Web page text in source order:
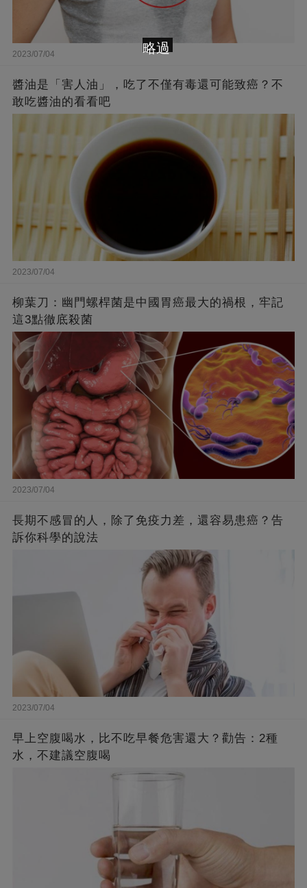
2023/07/04
醬油是「害人油」，吃了不僅有毒還可能致癌？不
敢吃醬油的看看吧
2023/07/04
柳葉刀：幽門螺桿菌是中國胃癌最大的禍根，牢記
這3點徹底殺菌
2023/07/04
長期不感冒的人，除了免疫力差，還容易患癌？告
訴你科學的說法
2023/07/04
早上空腹喝水，比不吃早餐危害還大？勸告：2種
水，不建議空腹喝
略過